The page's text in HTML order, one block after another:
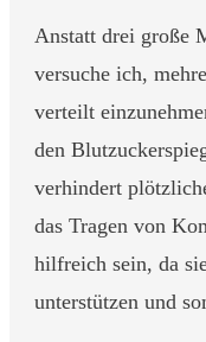
Anstatt drei große
versuche ich,
verteilt
den
verhindert
das Tragen von
hilfreich sein, da
unterstützen und